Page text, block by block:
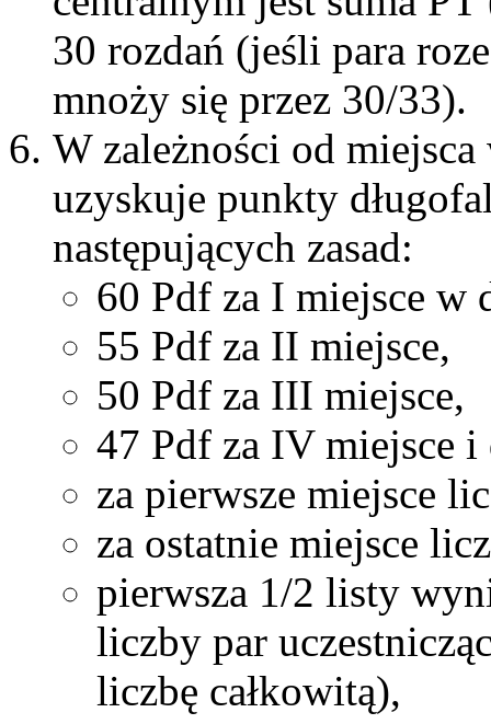
30 rozdań (jeśli para
mnoży się przez 30/33).
W zależności od
uzyskuje punkty
następujących zasad:
60 Pdf za I miejsce w
55 Pdf za II miejsce,
50 Pdf za III miejsce,
47 Pdf za IV miejsce
za pierwsze miejsce
za ostatnie miejsce
pierwsza 1/2 listy
liczby par
liczbę całkowitą),